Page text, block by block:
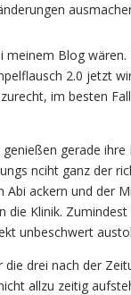
meinem Blog wären.
2.0 jetzt
im besten
gerade ihre
nciht ganz der
Abi ackern und der
die Klinik.
unbeschwert
drei nach der
allzu zeitig